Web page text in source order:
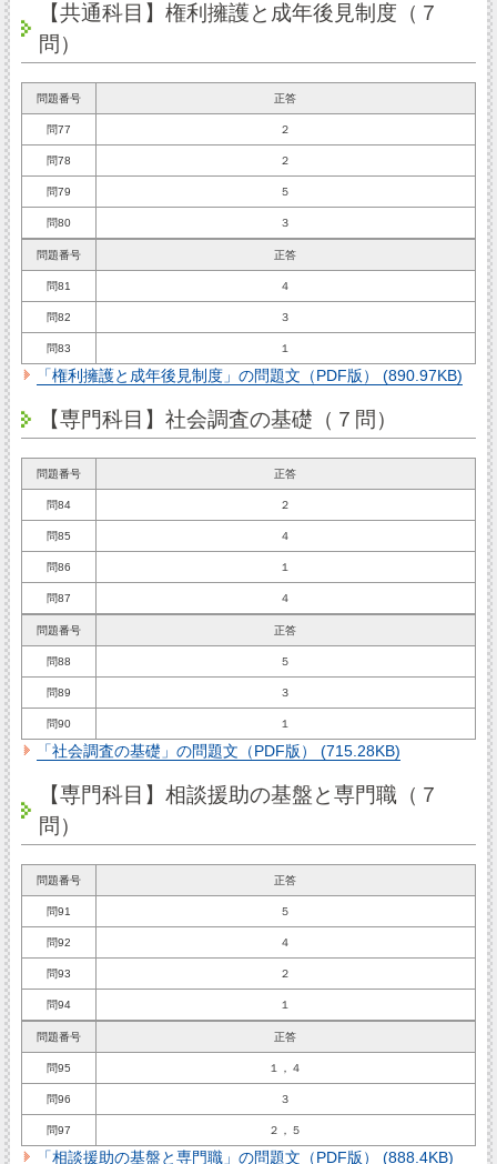
【共通科目】権利擁護と成年後見制度（７
問）
問題番号 正答
問77 ２
問78 ２
問79 ５
問80 ３
問題番号 正答
問81 ４
問82 ３
問83 １
「権利擁護と成年後見制度」の問題文（PDF版） (890.97KB)
【専門科目】社会調査の基礎（７問）
問題番号 正答
問84 ２
問85 ４
問86 １
問87 ４
問題番号 正答
問88 ５
問89 ３
問90 １
「社会調査の基礎」の問題文（PDF版） (715.28KB)
【専門科目】相談援助の基盤と専門職（７
問）
問題番号 正答
問91 ５
問92 ４
問93 ２
問94 １
問題番号 正答
問95 １，４
問96 ３
問97 ２，５
「相談援助の基盤と専門職」の問題文（PDF版） (888.4KB)